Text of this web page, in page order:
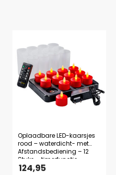
Oplaadbare LED-kaarsjes
rood – waterdicht- met
Afstandsbediening – 12
Stuks – timerfunctie
124,95